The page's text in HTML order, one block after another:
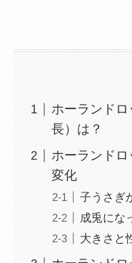
ホーランド
長）は？
ホーランド
変化
子うさぎ
成兎にな
大きさと